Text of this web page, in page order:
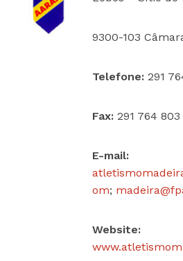
9300-103
Telefone: 291
Fax: 291 764 803
E-mail:
om; madeira@
Website: